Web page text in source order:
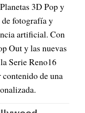
3D Pop y
fotografía y
artificial. Con
Out y las nuevas
Serie Reno16
de una